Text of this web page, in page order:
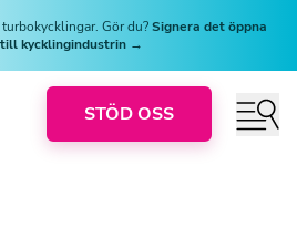
Gör du?Signera det öppna
kycklingindustrin →
STÖD OSS